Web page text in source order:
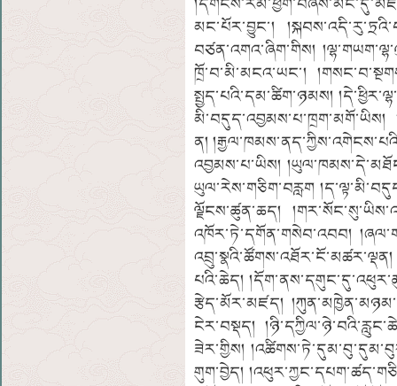
མང་པོར་བྱུང་།
བཙན་འགའ་ཞིག་གིས།
ཁྲོ་བ་མི་མངའ་ཡང་།
སྤྱད་པའི་དམ་ཚིག་ཉམས།
མི་བདུད་འབྱམས་པ་ཁྲག་མགོ་ཡིས།
ན།
འབྱམས་པ་ཡིས།
ཡུལ་རེས་གཅིག་བརླག
ལྗོངས་ཚུན་ཆད།
འཁོར་ཏེ་དགོན་གསེབ་འབབ།
པའི་ཆེད།
རྩེད་མོར་མཛད།
ངེར་བསྡད།
ཟེར་གྱིས།
གུག་བྱེད།